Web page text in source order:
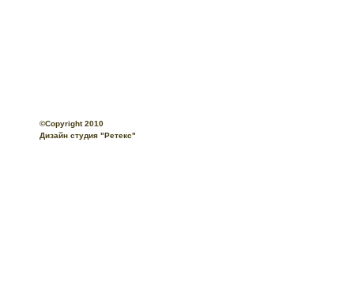
©Copyright 2010
Дизайн студия "Ретекс"